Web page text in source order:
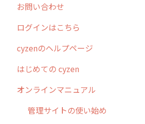
2025年のリリース情報
2024年のリリース情報
2023年のリリース情報
過去のリリース
2019年までのリリース情報
お客様の声を実現しました
お問い合わせ
ログインはこちら
cyzenのヘルプページ
はじめての cyzen
0. はじめてのcyzenの使い方
1. cyzenについて知ろう
オンラインマニュアル
管理サイトの使い始め